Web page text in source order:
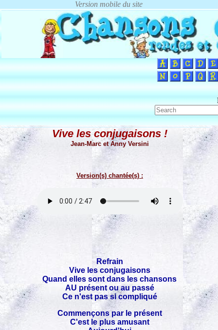
Vive les conjugaisons !
Jean-Marc et Anny Versini
Version(s) chantée(s) :
Refrain
Vive les conjugaisons
Quand elles sont dans les chansons
AU présent ou au passé
Ce n'est pas si compliqué
Commençons par le présent
C'est le plus amusant